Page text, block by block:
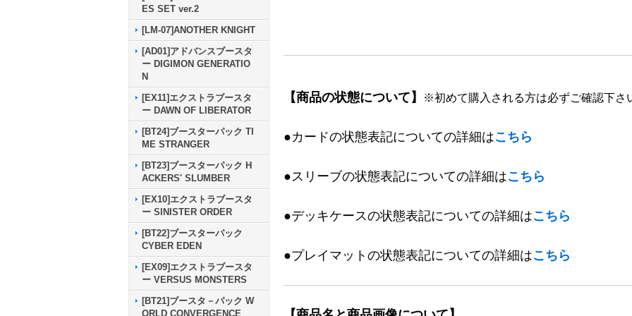
ES SET ver.2
[LM-07]ANOTHER KNIGHT
[AD01]アドバンスブースタ
ー DIGIMON GENERATIO
N
[EX11]エクストラブースタ
ー DAWN OF LIBERATOR
[BT24]ブースターパック TI
ME STRANGER
[BT23]ブースターパック H
ACKERS' SLUMBER
[EX10]エクストラブースタ
ー SINISTER ORDER
[BT22]ブースターパック
CYBER EDEN
[EX09]エクストラブースタ
ー VERSUS MONSTERS
[BT21]ブースタ－パック W
ORLD CONVERGENCE
【商品の状態について】 ※初めて購入される方は必ずご確認下さ
●カードの状態表記についての詳細はこちら
●スリーブの状態表記についての詳細はこちら
●デッキケースの状態表記についての詳細はこちら
●プレイマットの状態表記についての詳細はこちら